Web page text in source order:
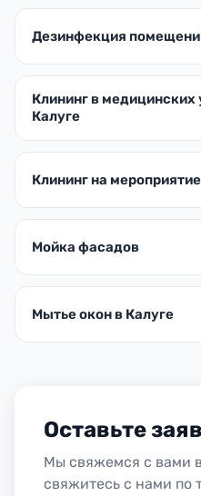
Дезинфекция
Клининг в
Калуге
Клининг на
Мойка фасадов
Мытье окон в Калуге
Оставьте
Мы свяжемся с вами
свяжитесь с нами по